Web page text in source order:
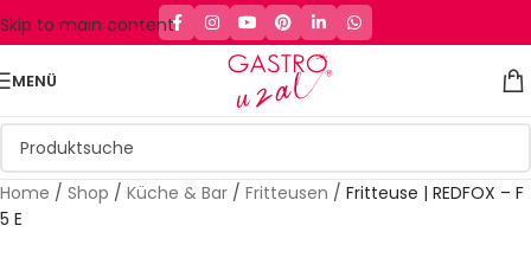
Skip to main content
MENÜ
Home / Shop / Küche & Bar / Fritteusen / Fritteuse | REDFOX – F
5 E